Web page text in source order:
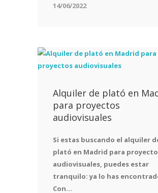
14/06/2022
Alquiler de plató en
para proyectos
audiovisuales
Si estas buscando el alquiler
plató en Madrid para
audiovisuales, puedes estar
tranquilo: ya lo has
Con...